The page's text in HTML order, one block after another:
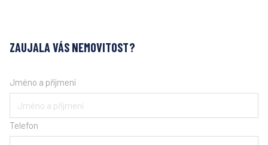
ZAUJALA VÁS NEMOVITOST?
Jméno a příjmení
Telefon